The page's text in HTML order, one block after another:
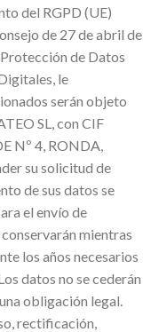
del RGPD (UE)
de 27 de abril de
de Datos
le
serán objeto
SL, con CIF
Nº 4, RONDA,
su solicitud de
de sus datos se
el envío de
mientras
los años necesarios
datos no se cederán
obligación legal.
rectificación,